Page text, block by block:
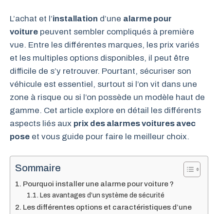
L’achat et l’installation d’une alarme pour
voiture peuvent sembler compliqués à première
vue. Entre les différentes marques, les prix variés
et les multiples options disponibles, il peut être
difficile de s’y retrouver. Pourtant, sécuriser son
véhicule est essentiel, surtout si l’on vit dans une
zone à risque ou si l’on possède un modèle haut de
gamme. Cet article explore en détail les différents
aspects liés aux prix des alarmes voitures avec
pose et vous guide pour faire le meilleur choix.
Sommaire
Pourquoi installer une alarme pour voiture ?
Les avantages d’un système de sécurité
Les différentes options et caractéristiques d’une